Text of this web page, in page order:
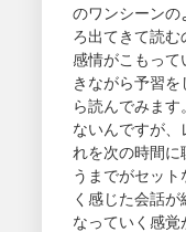
のワンシーンの
ろ出てきて読
感情がこもって
きながら予習
ら読んでみま
ないんですが
れを次の時間に
うまでがセッ
く感じた会話
なっていく感覚